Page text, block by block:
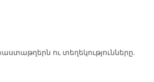
ու տեղեկությունները.